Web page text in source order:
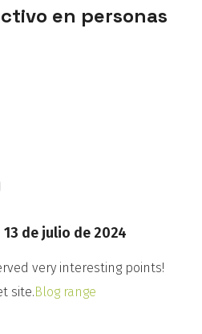
en personas
13 de julio de 2024
very interesting points!
site.Blog range